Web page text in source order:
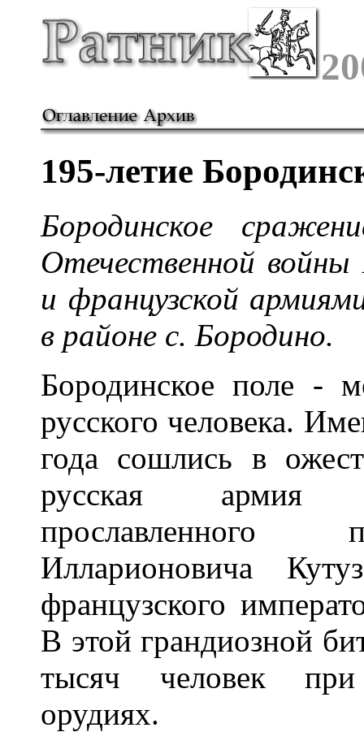
195-летие
Бородинское
Отечественной
и французской
в районе с. Бородино.
Бородинское поле -
русского человека.
года сошлись в
русская армия
прославленного
Илларионовича
французского
В этой грандиозной
тысяч человек при
орудиях.